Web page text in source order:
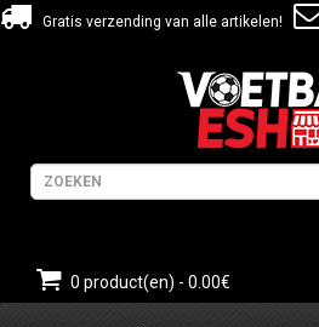
Gratis verzending van alle artikelen!
0 product(en) - 0.00€